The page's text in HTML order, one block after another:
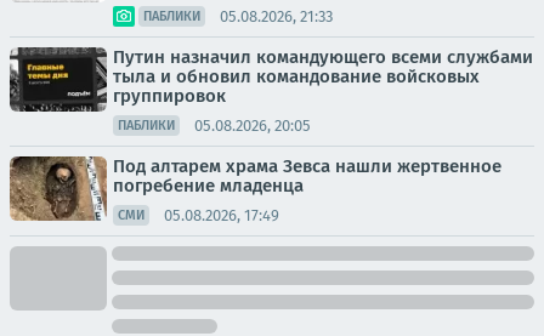
ПАБЛИКИ 05.08.2026, 21:33
Путин назначил командующего всеми службами
тыла и обновил командование войсковых
группировок
ПАБЛИКИ 05.08.2026, 20:05
Под алтарем храма Зевса нашли жертвенное
погребение младенца
СМИ 05.08.2026, 17:49